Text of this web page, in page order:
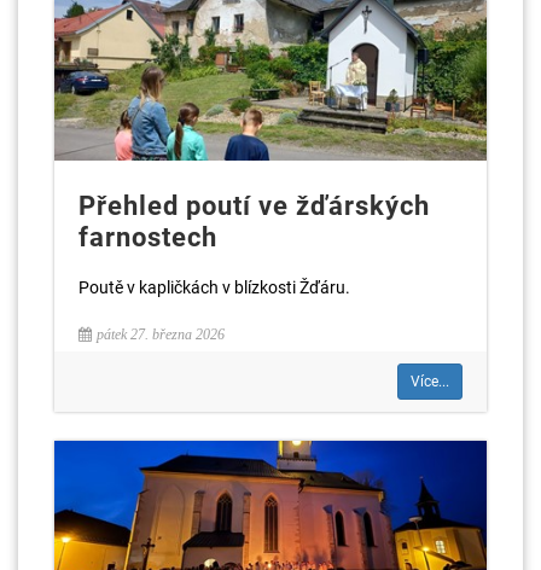
Přehled poutí ve žďárských
farnostech
Poutě v kapličkách v blízkosti Žďáru.
pátek 27. března 2026
Více...